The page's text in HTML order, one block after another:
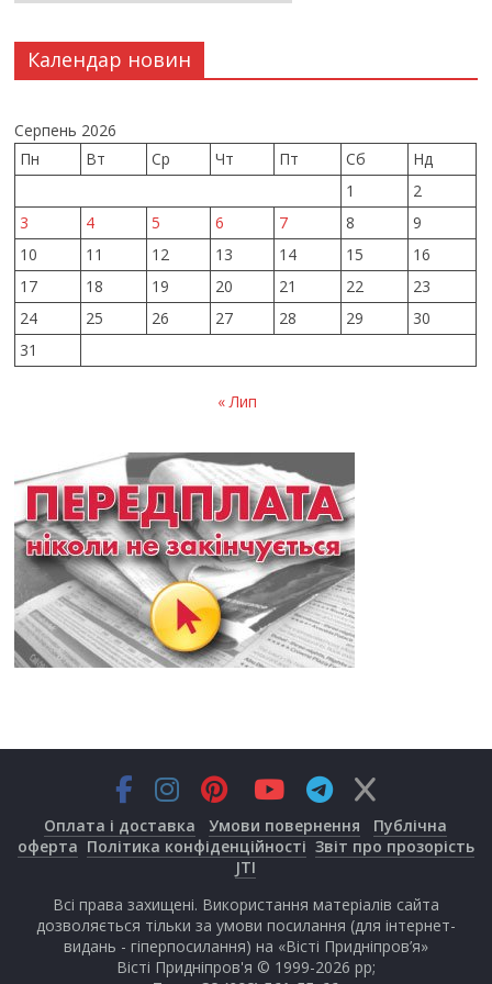
Календар новин
Серпень 2026
Пн
Вт Ср Чт Пт Сб
Нд
1
2
3
4 5 6 7 8
9
10
11 12 13 14 15
16
17
18 19 20 21 22
23
24
25 26 27 28 29
30
31
« Лип
Оплата і доставка Умови повернення
Публічна
оферта Політика конфіденційності Звіт про прозорість
JTI
Всі права захищені. Використання матеріалів сайта
дозволяється тільки за умови посилання (для інтернет-
видань - гіперпосилання) на «Вісті Придніпров’я»
Вісті Придніпров'я © 1999-2026 рр;